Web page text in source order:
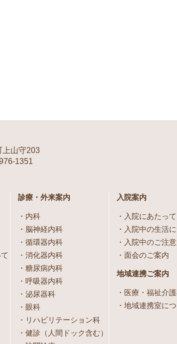
上山守203
1351
診療・外来案内
内科
脳神経内科
循環器内科
消化器内科
糖尿病内科
呼吸器内科
泌尿器科
眼科
リハビリテーション科
健診（人間ドック含む）
入院案内
入院にあたって
入院中の生活
入院中のご注
面会のご案内
地域連携ご案内
医療・福祉介
地域連携室に